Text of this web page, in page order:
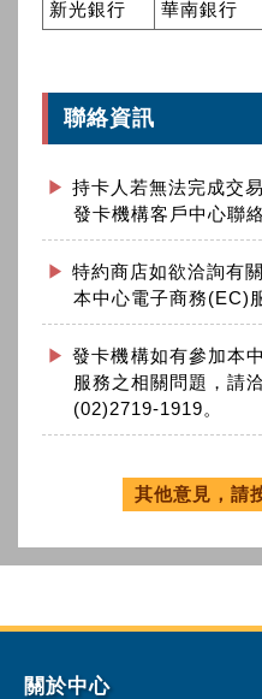
新光銀行 華南銀行
聯絡資訊
持卡人若無法完成交
發卡機構客戶中心聯絡
特約商店如欲洽詢有
本中心電子商務(EC)
發卡機構如有參加本
服務之相關問題，請
(02)2719-1919。
其他意見，請
關於中心